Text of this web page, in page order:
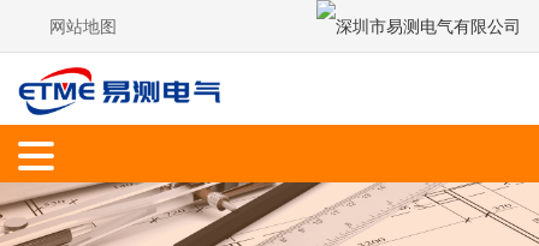
网站地图